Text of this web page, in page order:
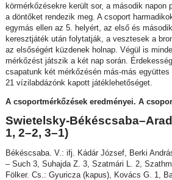
körmérkőzésekre került sor, a második napon
a döntőket rendezik meg. A csoport
egymás ellen az 5. helyért, az első és
keresztjáték után folytatják, a vesztesek a
az elsőségért küzdenek holnap. Végül is
mérkőzést játszik a két nap során.
csapatunk két mérkőzésén más-más
21 vízilabdázónk kapott játéklehetőséget.
A csoportmérkőzések eredményei. A
Swietelsky-
1, 2–2, 3–1)
Békéscsaba. V.: ifj. Kádár József, Berki
– Such 3, Suhajda Z. 3, Szatmári L. 2,
Fölker. Cs.: Gyuricza (kapus), Kovács G. 1,